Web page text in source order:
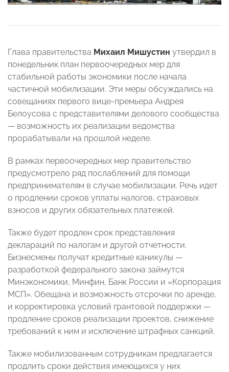
Глава правительства Михаил Мишустин утвердил в
понедельник план первоочередных мер для
стабильной работы экономики после начала
частичной мобилизации. Эти меры обсуждались на
совещаниях первого вице-премьера Андрея
Белоусова с представителями делового сообщества
— возможность их реализации ведомства
прорабатывали на прошлой неделе.
В рамках первоочередных мер правительство
предусмотрело ряд послаблений для помощи
предпринимателям в случае мобилизации. Речь идет
о продлении сроков уплаты налогов, страховых
взносов и других обязательных платежей.
Также будет продлен срок представления
деклараций по налогам и другой отчетности.
Бизнесмены получат кредитные каникулы —
разработкой федерального закона займутся
Минэкономики, Минфин, Банк России и «Корпорация
МСП». Обещана и возможность отсрочки по аренде,
и корректировка условий грантовой поддержки —
продление сроков реализации проектов, снижение
требований к ним и исключение штрафных санкций.
Также мобилизованным сотрудникам предлагается
продлить сроки действия имеющихся у них